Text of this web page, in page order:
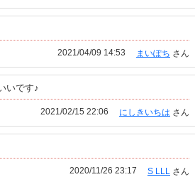
まいぽち さん
2021/04/09 14:53
いです♪
にしきいちは さん
2021/02/15 22:06
S LLL さん
2020/11/26 23:17